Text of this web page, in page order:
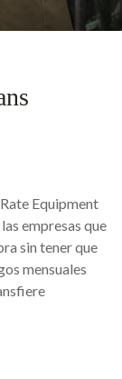
Equipment
empresas que
sin tener que
mensuales